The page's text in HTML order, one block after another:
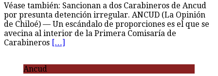
Véase también: Sancionan a dos Carabineros de Ancud
por presunta detención irregular. ANCUD (La Opinión
de Chiloé) — Un escándalo de proporciones es el que se
avecina al interior de la Primera Comisaría de
Carabineros […]
Ancud